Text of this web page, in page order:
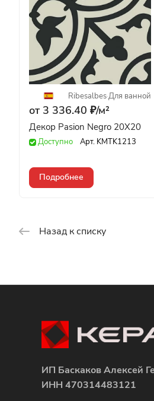
Ribesalbes·Для ванной
от 3 336.40 ₽/м²
Декор Pasion Negro 20X20
Доступно Арт. KMTK1213
Подробнее
Назад к списку
ИП Баскаков Алексей
ИНН 470314483121